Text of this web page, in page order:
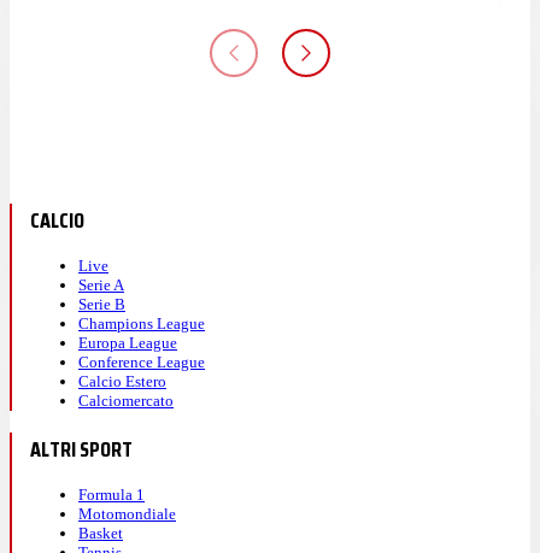
CALCIO
Live
Serie A
Serie B
Champions League
Europa League
Conference League
Calcio Estero
Calciomercato
ALTRI SPORT
Formula 1
Motomondiale
Basket